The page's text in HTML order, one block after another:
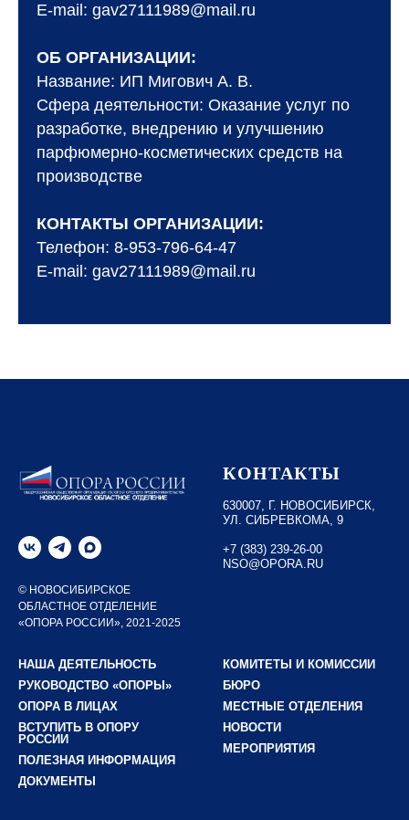
E-mail: gav27111989@mail.ru
ОБ ОРГАНИЗАЦИИ:
Название: ИП Мигович А. В.
Сфера деятельности: Оказание услуг по
разработке, внедрению и улучшению
парфюмерно-косметических средств на
производстве
КОНТАКТЫ ОРГАНИЗАЦИИ:
Телефон: 8-953-796-64-47
E-mail: gav27111989@mail.ru
© НОВОСИБИРСКОЕ
ОБЛАСТНОЕ ОТДЕЛЕНИЕ
«ОПОРА РОССИИ», 2021-2025
КОНТАКТЫ
630007, Г. НОВОСИБИРСК,
УЛ. СИБРЕВКОМА, 9
+7 (383) 239-26-00
NSO@OPORA.RU
НАША ДЕЯТЕЛЬНОСТЬ
РУКОВОДСТВО «ОПОРЫ»
ОПОРА В ЛИЦАХ
ВСТУПИТЬ В ОПОРУ
РОССИИ
ПОЛЕЗНАЯ ИНФОРМАЦИЯ
ДОКУМЕНТЫ
КОМИТЕТЫ И КОМИССИИ
БЮРО
МЕСТНЫЕ ОТДЕЛЕНИЯ
НОВОСТИ
МЕРОПРИЯТИЯ